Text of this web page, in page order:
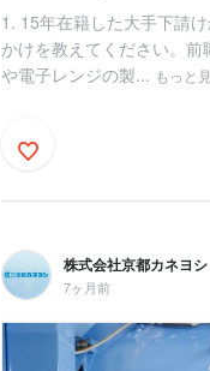
1. 15年在籍した大手下請
かけを教えてください。
や電子レンジの製... もっと
株式会社京都カネヨシ
7ヶ月前